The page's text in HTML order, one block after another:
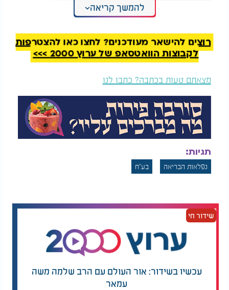
הזווית שלא ראיתם: כך
נראה עכביש בזמן אמת
פלאי הבריאה: היצור
שלעולם לא תזהו
היכולת של עיניו לתפקד באופן עצמאי לא מסתיימת
בתזוזה הנפרדת שלהן, מפני שמתברר כי חלק מן
המידע הנקלט בעין גם מעובד שם לפני שהוא עובר
למוח. מערכת זו מאפשרת עיבוד יעיל יותר של המידע
במוחו של החסילון וחיסכון באנרגיה.
תגלית זו עשויה להוביל לפיתוח רובוטים ומצלמות
חכמות יותר עבור חקר תת ימי. ניצול המידע על יכולת
הראייה של חסילון המנטיס יכולה לעזור לפתח מכשירים
בעלי ביצועים טובים יותר עם ניצולת אנרגיה נמוכה
יותר.
דופן.
החסילון הוא בעל צבתות חזקות במיוחד המסוגלות
להכות, לשפד או להמם את כל מה שנקרה בדרכו.
להמשך קריאה
רוצים להישאר מעודכנים? לחצו כאן להצטרפות
לקבוצות הוואטסאפ של ערוץ 2000 >>>
מצאתם טעות בכתבה? כתבו לנו
תגיות:
נפלאות הבריאה בע"ח
שידור חי
עכשיו בשידור: אור העולם עם הרב שלמה משה
עמאר